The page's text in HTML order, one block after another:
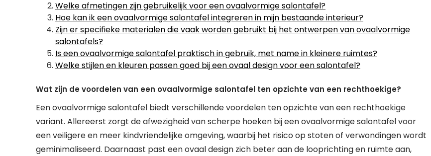
Welke afmetingen zijn gebruikelijk voor een ovaalvormige salontafel?
Hoe kan ik een ovaalvormige salontafel integreren in mijn bestaande interieur?
Zijn er specifieke materialen die vaak worden gebruikt bij het ontwerpen van ovaalvormige
salontafels?
Is een ovaalvormige salontafel praktisch in gebruik, met name in kleinere ruimtes?
Welke stijlen en kleuren passen goed bij een ovaal design voor een salontafel?
Wat zijn de voordelen van een ovaalvormige salontafel ten opzichte van een rechthoekige?
Een ovaalvormige salontafel biedt verschillende voordelen ten opzichte van een rechthoekige
variant. Allereerst zorgt de afwezigheid van scherpe hoeken bij een ovaalvormige salontafel voor
een veiligere en meer kindvriendelijke omgeving, waarbij het risico op stoten of verwondingen wordt
geminimaliseerd. Daarnaast past een ovaal design zich beter aan de looprichting en ruimte aan,